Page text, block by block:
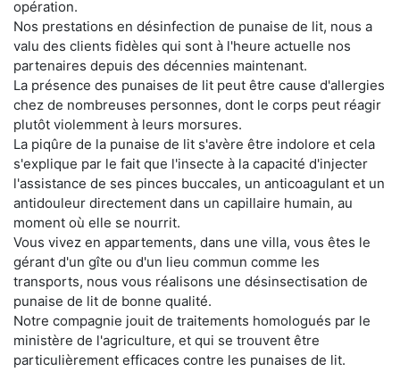
opération.
Nos prestations en désinfection de punaise de lit, nous a
valu des clients fidèles qui sont à l'heure actuelle nos
partenaires depuis des décennies maintenant.
La présence des punaises de lit peut être cause d'allergies
chez de nombreuses personnes, dont le corps peut réagir
plutôt violemment à leurs morsures.
La piqûre de la punaise de lit s'avère être indolore et cela
s'explique par le fait que l'insecte à la capacité d'injecter
l'assistance de ses pinces buccales, un anticoagulant et un
antidouleur directement dans un capillaire humain, au
moment où elle se nourrit.
Vous vivez en appartements, dans une villa, vous êtes le
gérant d'un gîte ou d'un lieu commun comme les
transports, nous vous réalisons une désinsectisation de
punaise de lit de bonne qualité.
Notre compagnie jouit de traitements homologués par le
ministère de l'agriculture, et qui se trouvent être
particulièrement efficaces contre les punaises de lit.